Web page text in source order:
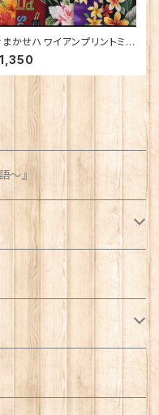
まかせハワイアンプリントミニ
トクロス50枚
〜』